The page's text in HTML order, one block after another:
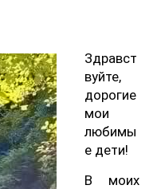
Здравст
вуйте,
дорогие
мои
любимы
е дети!
В моих